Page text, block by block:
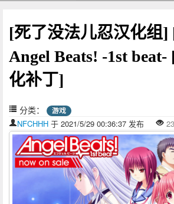
[死了没法儿忍汉化组]
Angel Beats! -1st
化补丁]
分类： 游戏
NFCHHH 于 2021/5/29 00:36:37 发布